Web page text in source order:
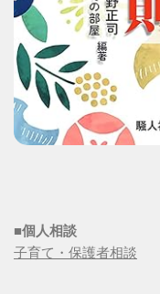
■個人相談
子育て・保護者相談